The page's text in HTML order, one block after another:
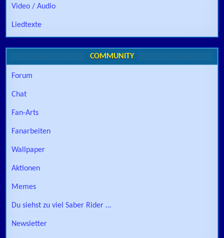
Video / Audio
Liedtexte
COMMUNITY
Forum
Chat
Fan-Arts
Fanarbeiten
Wallpaper
Aktionen
Memes
Du siehst zu viel Saber Rider …
Newsletter